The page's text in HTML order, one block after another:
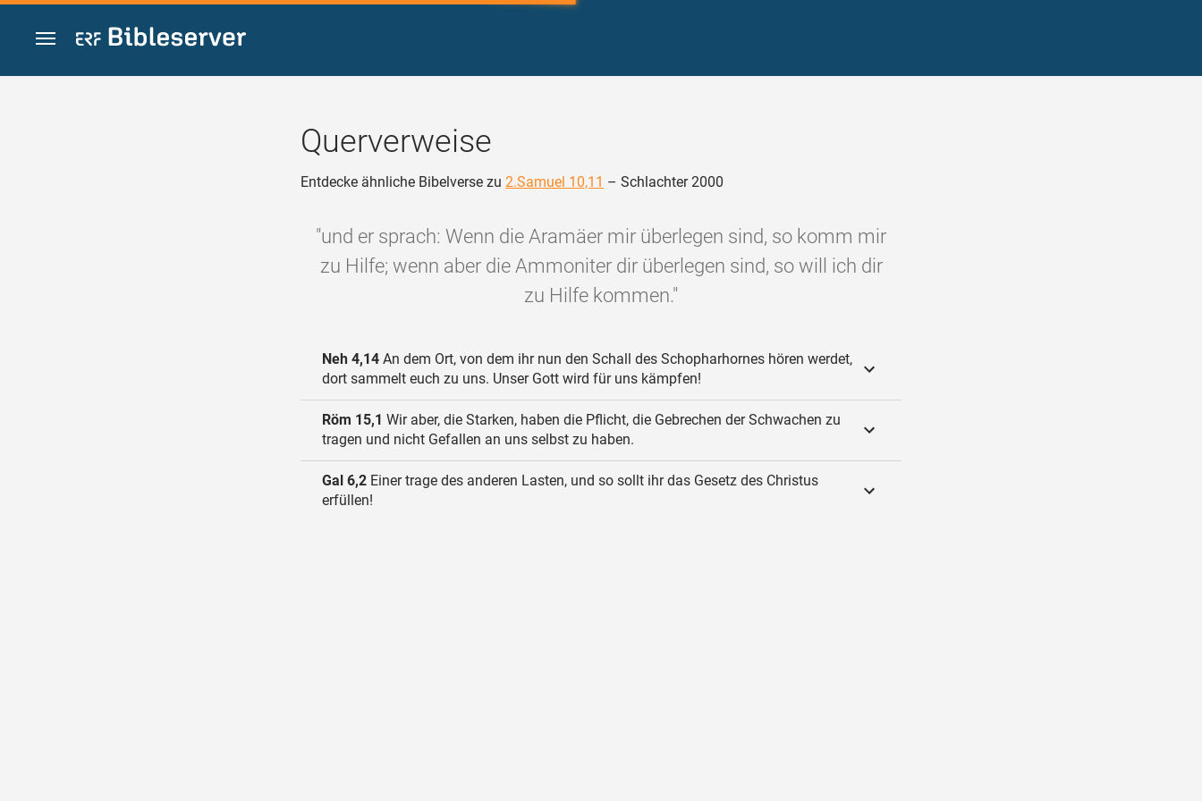
Zum Inhalt springen
Querverweise
Entdecke ähnliche Bibelverse zu 2.Samuel 10,11 – Schlachter 2000
"und er sprach: Wenn die Aramäer mir überlegen sind, so komm mir
zu Hilfe; wenn aber die Ammoniter dir überlegen sind, so will ich dir
zu Hilfe kommen."
Neh 4,14 An dem Ort, von dem ihr nun den Schall des Schopharhornes hören werdet,
dort sammelt euch zu uns. Unser Gott wird für uns kämpfen!
Röm 15,1 Wir aber, die Starken, haben die Pflicht, die Gebrechen der Schwachen zu
tragen und nicht Gefallen an uns selbst zu haben.
Gal 6,2 Einer trage des anderen Lasten, und so sollt ihr das Gesetz des Christus
erfüllen!